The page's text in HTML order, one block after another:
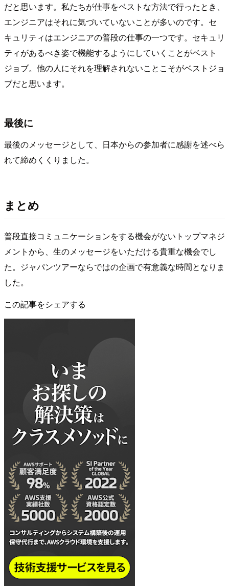
だと思います。私たちが仕事をベストな方法で行ったとき、
エンジニアはそれに気づいていないことが多いのです。セ
キュリティはエンジニアの普段の仕事の一つです。セキュリ
ティがあるべき姿で機能するようにしていくことがベスト
ジョブ。他の人にそれを理解されないことこそがベストジョ
ブだと思います。
最後に
最後のメッセージとして、日本からの参加者に感謝を述べら
れて締めくくりました。
まとめ
普段直接コミュニケーションをする機会がないトップマネジ
メントから、生のメッセージをいただける貴重な機会でし
た。ジャパンツアーならではの企画で有意義な時間となりま
した。
この記事をシェアする